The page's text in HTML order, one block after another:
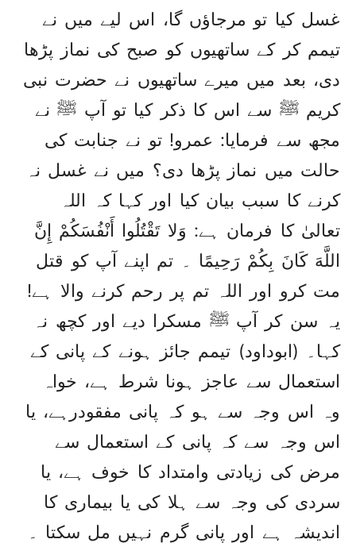
غسل کیا تو مرجاؤں گا، اس لیے میں نے
تیمم کر کے ساتھیوں کو صبح کی نماز پڑھا
دی، بعد میں میرے ساتھیوں نے حضرت نبی
کریم ﷺ سے اس کا ذکر کیا تو آپ ﷺ نے
مجھ سے فرمایا: عمرو! تو نے جنابت کی
حالت میں نماز پڑھا دی؟ میں نے غسل نہ
کرنے کا سبب بیان کیا اور کہا کہ اللہ
تعالیٰ کا فرمان ہے: وَلا تَقْتُلُوا أَنْفُسَكُمْ إِنَّ
اللَّهَ كَانَ بِكُمْ رَحِيمًا ۔ تم اپنے آپ کو قتل
مت کرو اور اللہ تم پر رحم کرنے والا ہے!
یہ سن کر آپ ﷺ مسکرا دیے اور کچھ نہ
کہا۔ (ابوداود) تیمم جائز ہونے کے پانی کے
استعمال سے عاجز ہونا شرط ہے، خواہ
وہ اس وجہ سے ہو کہ پانی مفقودرہے، یا
اس وجہ سے کہ پانی کے استعمال سے
مرض کی زیادتی وامتداد کا خوف ہے، یا
سردی کی وجہ سے ہلا کی یا بیماری کا
اندیشہ ہے اور پانی گرم نہیں مل سکتا ۔